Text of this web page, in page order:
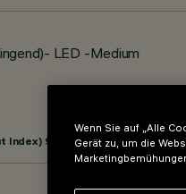
LED -Medium
Index) 99
Wenn Sie auf „Alle
Gerät zu, um die